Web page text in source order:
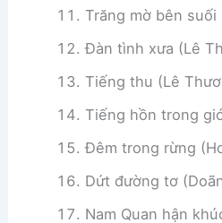
Trăng mờ bên
Đàn tình xưa (Lê
Tiếng thu (Lê
Tiếng hồn trong
Đêm trong rừng
Dứt đường tơ
Nam Quan hận